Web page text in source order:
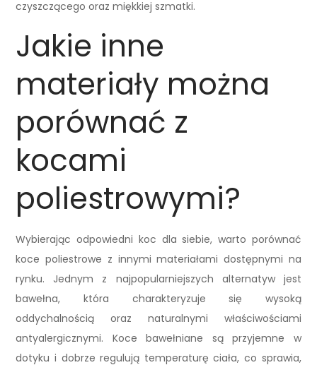
czyszczącego oraz miękkiej szmatki.
Jakie inne
materiały można
porównać z
kocami
poliestrowymi?
Wybierając odpowiedni koc dla siebie, warto porównać
koce poliestrowe z innymi materiałami dostępnymi na
rynku. Jednym z najpopularniejszych alternatyw jest
bawełna, która charakteryzuje się wysoką
oddychalnością oraz naturalnymi właściwościami
antyalergicznymi. Koce bawełniane są przyjemne w
dotyku i dobrze regulują temperaturę ciała, co sprawia,